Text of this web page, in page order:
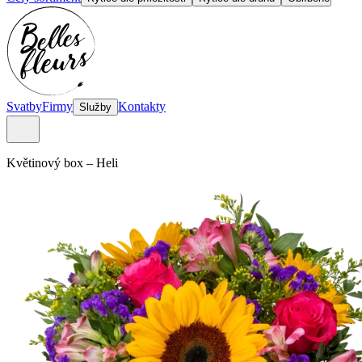
SvatbyFirmy Služby Kontakty
Květinový box – Heli